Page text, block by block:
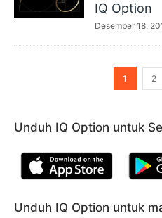
IQ Option
Desember 18,
1 2
Unduh IQ Option untuk
Unduh IQ Option untuk